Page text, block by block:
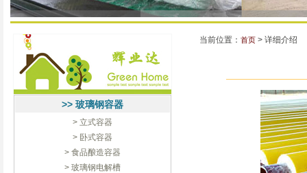
>> 玻璃钢容器
> 立式容器
> 卧式容器
> 食品酿造容器
> 玻璃钢电解槽
当前位置： 首页 > 详细介绍